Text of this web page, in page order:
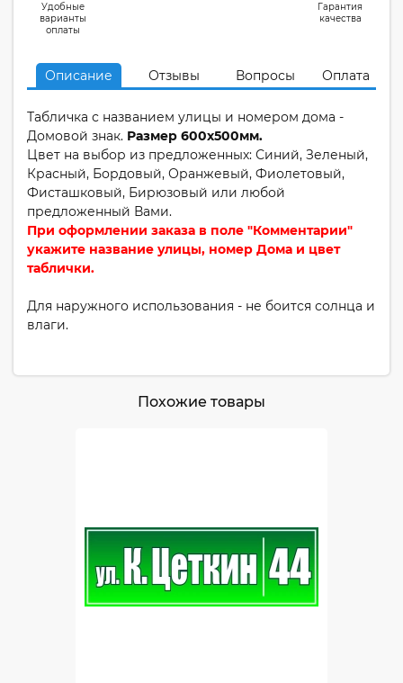
Удобные
варианты
оплаты
Гарантия
качества
Описание Отзывы Вопросы Оплата
Табличка с названием улицы и номером дома -
Домовой знак. Размер 600х500мм.
Цвет на выбор из предложенных: Синий, Зеленый,
Красный, Бордовый, Оранжевый, Фиолетовый,
Фисташковый, Бирюзовый или любой
предложенный Вами.
При оформлении заказа в поле "Комментарии"
укажите название улицы, номер Дома и цвет
таблички.
Для наружного использования - не боится солнца и
влаги.
Похожие товары